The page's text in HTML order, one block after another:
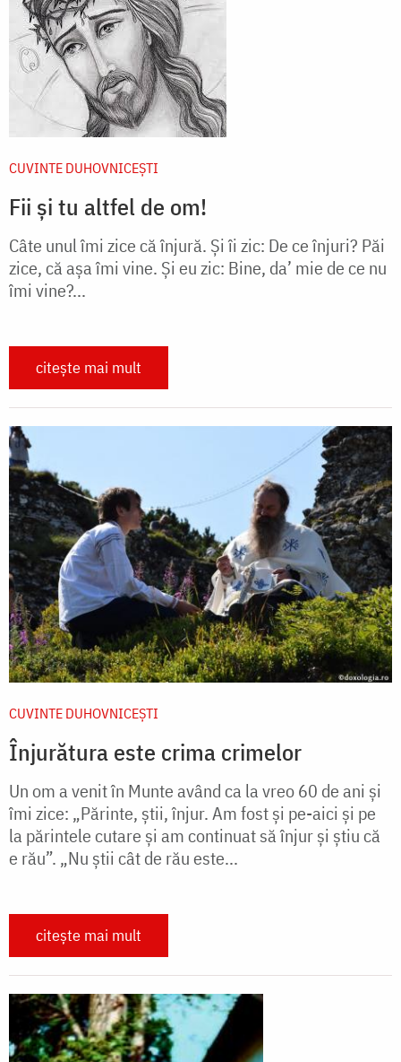
CUVINTE DUHOVNICEȘTI
Fii şi tu altfel de om!
Câte unul îmi zice că înjură. Şi îi zic: De ce înjuri? Păi
zice, că aşa îmi vine. Şi eu zic: Bine, da’ mie de ce nu
îmi vine?...
citește mai mult
CUVINTE DUHOVNICEȘTI
Înjurătura este crima crimelor
Un om a venit în Munte având ca la vreo 60 de ani și
îmi zice: „Părinte, știi, înjur. Am fost și pe-aici și pe
la părintele cutare și am continuat să înjur și știu că
e rău”. „Nu știi cât de rău este...
citește mai mult